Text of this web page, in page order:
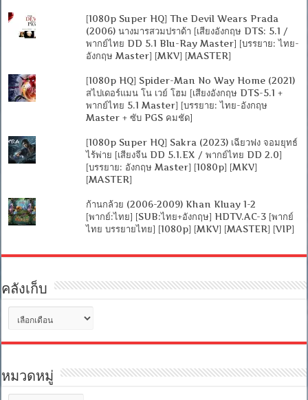
[1080p Super HQ] The Devil Wears Prada
(2006) นางมารสวมปราด้า [เสียงอังกฤษ DTS: 5.1 /
พากย์ไทย DD 5.1 Blu-Ray Master] [บรรยาย: ไทย-
อังกฤษ Master] [MKV] [MASTER]
[1080p HQ] Spider-Man No Way Home (2021)
สไปเดอร์แมน โน เวย์ โฮม [เสียงอังกฤษ DTS-5.1 +
พากย์ไทย 5.1 Master] [บรรยาย: ไทย-อังกฤษ
Master + ซับ PGS คมชัด]
[1080p Super HQ] Sakra (2023) เฉียวฟง จอมยุทธ์
ไร้พ่าย [เสียงจีน DD 5.1.EX / พากย์ไทย DD 2.0]
[บรรยาย: อังกฤษ Master] [1080p] [MKV]
[MASTER]
ก้านกล้วย (2006-2009) Khan Kluay 1-2
[พากย์:ไทย] [SUB:ไทย+อังกฤษ] HDTV.AC-3 [พากย์
ไทย บรรยายไทย] [1080p] [MKV] [MASTER] [VIP]
คลังเก็บ
เก็บ
หมวดหมู่